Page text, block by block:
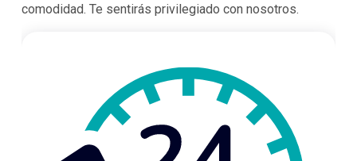
comodidad. Te sentirás privilegiado con nosotros.